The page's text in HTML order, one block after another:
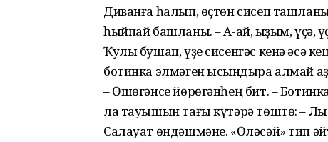
Диванға һалып, өҫтөн сисеп
һыйпай башланы. – А-ай, ҡыҙым, үҫә,
Ҡулы бушап, үҙе сисенгәс кенә әсә
ботинка элмәген ысҡындыра алмай
– Өшөгәнсе йөрөгәнһең бит. –
ла тауышын тағы күтәрә төштө: –
Салауат өндәшмәне. «Өләсәй» тип